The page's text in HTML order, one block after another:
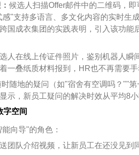
候选人扫描Offer邮件中的二维码，
"支持多语言、多文化内容的实时生
国成衣集团的实践表明，引入该功能
人在线上传证件照片，鉴别机器人瞬
一叠纸质材料报到，HR也不再需要手
随地的疑问（如"宿舍有空调吗？""
示，新员工疑问的解决时效从平均8小
字空间
向导"的角色：
团队介绍视频，让新员工在还没见到